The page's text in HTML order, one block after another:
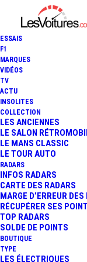
ESSAIS
F1
MARQUES
VIDÉOS
TV
ACTU
INSOLITES
COLLECTION
LES ANCIENNES
LE SALON
LE MANS CLASSIC
LE TOUR AUTO
RADARS
INFOS RADARS
CARTE DES RADARS
MARGE D’ERREUR
RÉCUPÉRER SES
TOP RADARS
SOLDE DE POINTS
BOUTIQUE
TYPE
LES ÉLECTRIQUES
16 avril 2013